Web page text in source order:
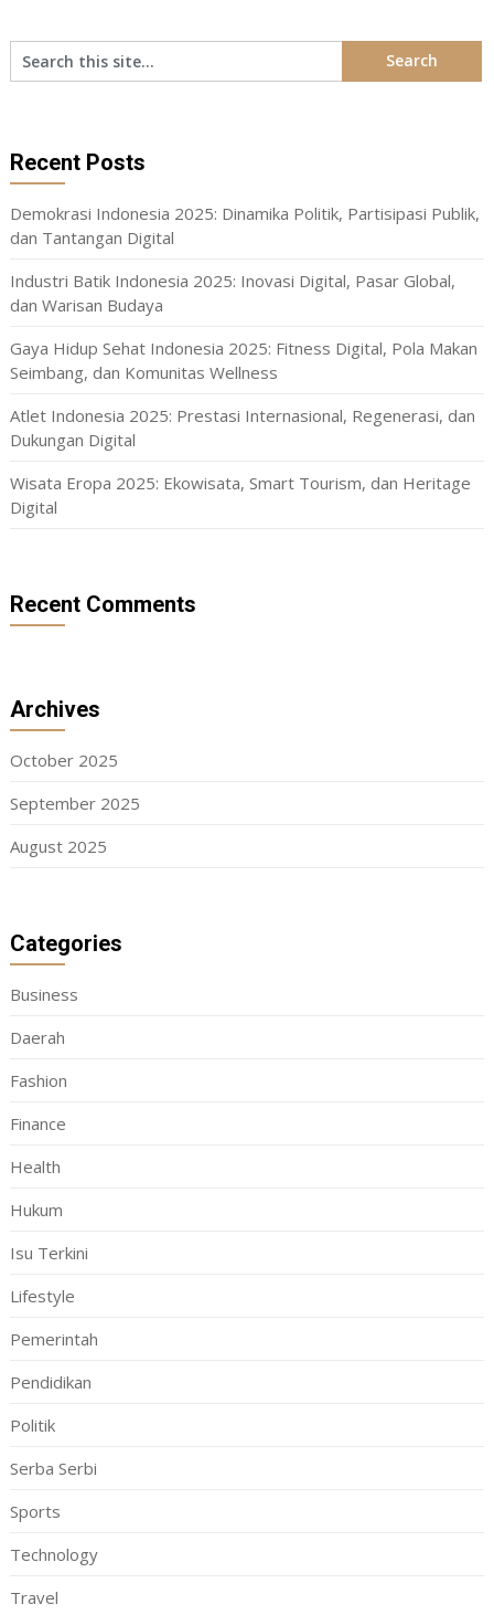
Recent Posts
Demokrasi Indonesia 2025: Dinamika Politik, Partisipasi Publik,
dan Tantangan Digital
Industri Batik Indonesia 2025: Inovasi Digital, Pasar Global,
dan Warisan Budaya
Gaya Hidup Sehat Indonesia 2025: Fitness Digital, Pola Makan
Seimbang, dan Komunitas Wellness
Atlet Indonesia 2025: Prestasi Internasional, Regenerasi, dan
Dukungan Digital
Wisata Eropa 2025: Ekowisata, Smart Tourism, dan Heritage
Digital
Recent Comments
Archives
October 2025
September 2025
August 2025
Categories
Business
Daerah
Fashion
Finance
Health
Hukum
Isu Terkini
Lifestyle
Pemerintah
Pendidikan
Politik
Serba Serbi
Sports
Technology
Travel